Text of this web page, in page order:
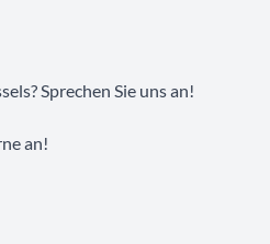
Sprechen Sie uns an!
an!